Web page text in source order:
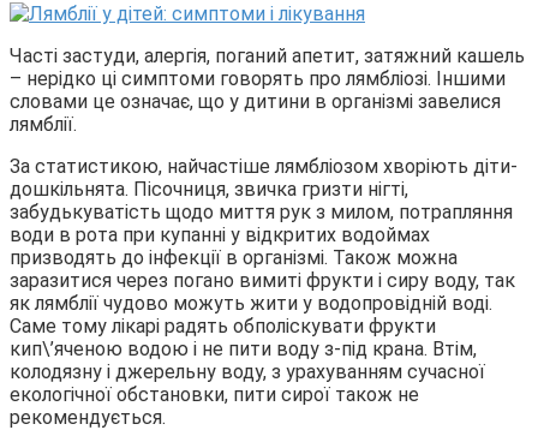
Часті застуди, алергія, поганий апетит, затяжний кашель
– нерідко ці симптоми говорять про лямбліозі. Іншими
словами це означає, що у дитини в організмі завелися
лямблії.
За статистикою, найчастіше лямбліозом хворіють діти-
дошкільнята. Пісочниця, звичка гризти нігті,
забудькуватість щодо миття рук з милом, потрапляння
води в рота при купанні у відкритих водоймах
призводять до інфекції в організмі. Також можна
заразитися через погано вимиті фрукти і сиру воду, так
як лямблії чудово можуть жити у водопровідній воді.
Саме тому лікарі радять обполіскувати фрукти
кип\’яченою водою і не пити воду з-під крана. Втім,
колодязну і джерельну воду, з урахуванням сучасної
екологічної обстановки, пити сирої також не
рекомендується.